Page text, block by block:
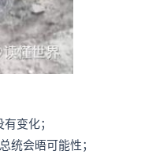
变化；
统会晤可能性；